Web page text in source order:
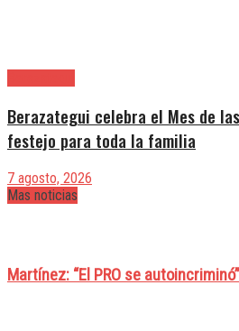
Berazategui celebra el Mes de
festejo para toda la familia
7 agosto, 2026
Mas noticias
Martínez: “El PRO se autoincriminó”